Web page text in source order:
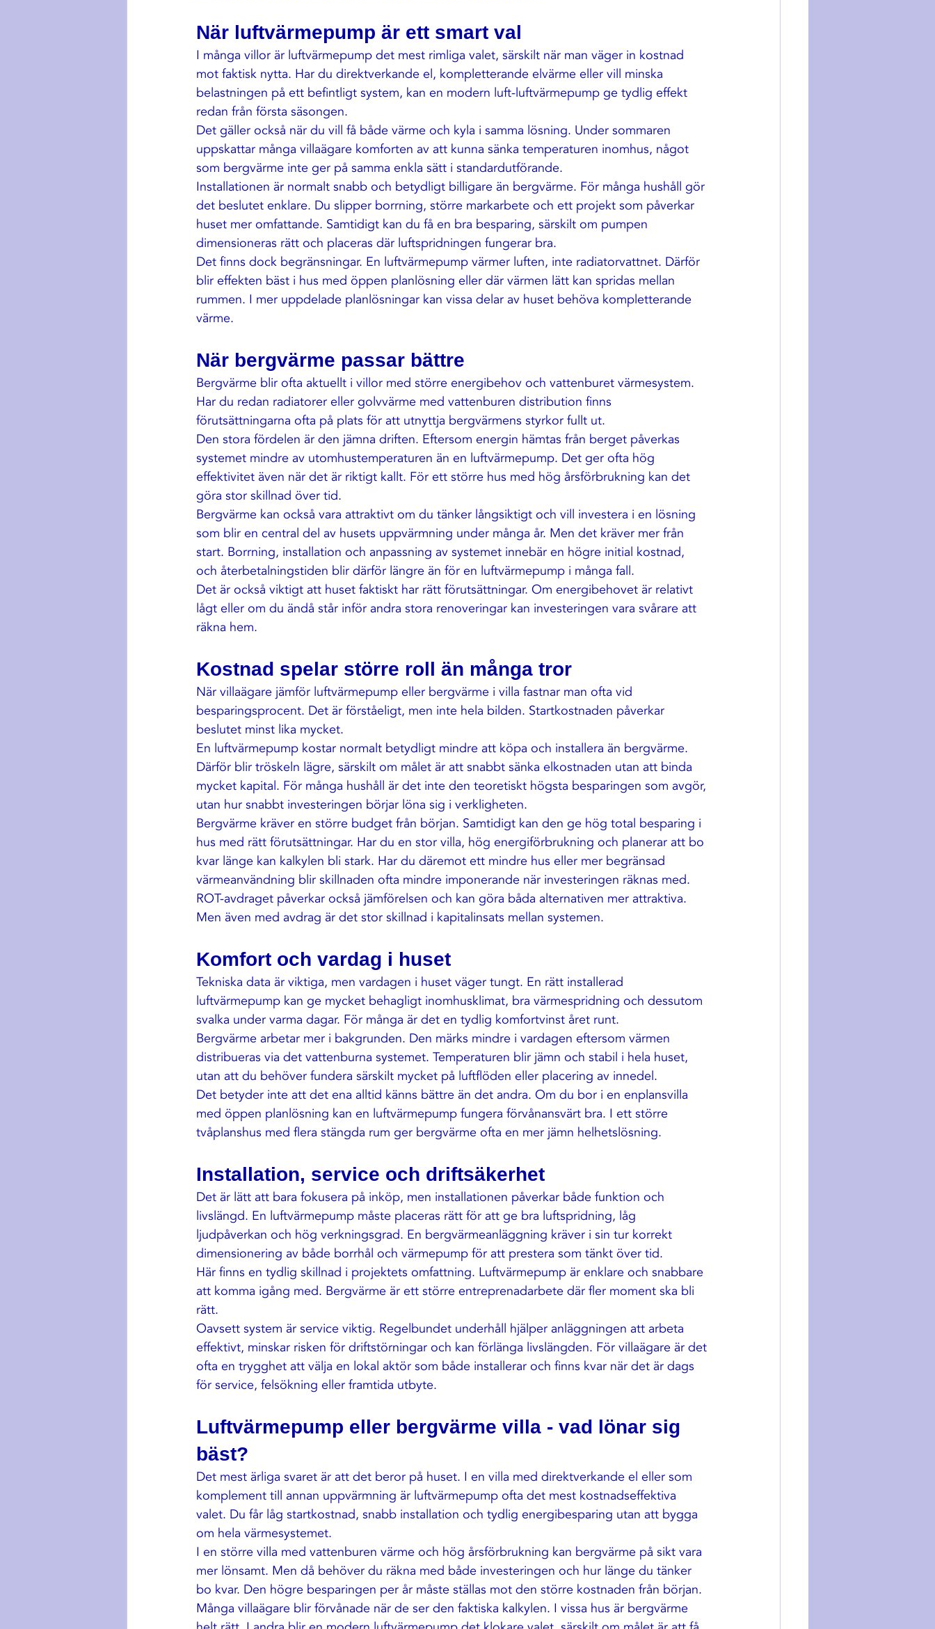
När luftvärmepump är ett smart val
I många villor är luftvärmepump det mest rimliga valet, särskilt när man väger in kostnad
mot faktisk nytta. Har du direktverkande el, kompletterande elvärme eller vill minska
belastningen på ett befintligt system, kan en modern luft-luftvärmepump ge tydlig effekt
redan från första säsongen.
Det gäller också när du vill få både värme och kyla i samma lösning. Under sommaren
uppskattar många villaägare komforten av att kunna sänka temperaturen inomhus, något
som bergvärme inte ger på samma enkla sätt i standardutförande.
Installationen är normalt snabb och betydligt billigare än bergvärme. För många hushåll gör
det beslutet enklare. Du slipper borrning, större markarbete och ett projekt som påverkar
huset mer omfattande. Samtidigt kan du få en bra besparing, särskilt om pumpen
dimensioneras rätt och placeras där luftspridningen fungerar bra.
Det finns dock begränsningar. En luftvärmepump värmer luften, inte radiatorvattnet. Därför
blir effekten bäst i hus med öppen planlösning eller där värmen lätt kan spridas mellan
rummen. I mer uppdelade planlösningar kan vissa delar av huset behöva kompletterande
värme.
När bergvärme passar bättre
Bergvärme blir ofta aktuellt i villor med större energibehov och vattenburet värmesystem.
Har du redan radiatorer eller golvvärme med vattenburen distribution finns
förutsättningarna ofta på plats för att utnyttja bergvärmens styrkor fullt ut.
Den stora fördelen är den jämna driften. Eftersom energin hämtas från berget påverkas
systemet mindre av utomhustemperaturen än en luftvärmepump. Det ger ofta hög
effektivitet även när det är riktigt kallt. För ett större hus med hög årsförbrukning kan det
göra stor skillnad över tid.
Bergvärme kan också vara attraktivt om du tänker långsiktigt och vill investera i en lösning
som blir en central del av husets uppvärmning under många år. Men det kräver mer från
start. Borrning, installation och anpassning av systemet innebär en högre initial kostnad,
och återbetalningstiden blir därför längre än för en luftvärmepump i många fall.
Det är också viktigt att huset faktiskt har rätt förutsättningar. Om energibehovet är relativt
lågt eller om du ändå står inför andra stora renoveringar kan investeringen vara svårare att
räkna hem.
Kostnad spelar större roll än många tror
När villaägare jämför luftvärmepump eller bergvärme i villa fastnar man ofta vid
besparingsprocent. Det är förståeligt, men inte hela bilden. Startkostnaden påverkar
beslutet minst lika mycket.
En luftvärmepump kostar normalt betydligt mindre att köpa och installera än bergvärme.
Därför blir tröskeln lägre, särskilt om målet är att snabbt sänka elkostnaden utan att binda
mycket kapital. För många hushåll är det inte den teoretiskt högsta besparingen som avgör,
utan hur snabbt investeringen börjar löna sig i verkligheten.
Bergvärme kräver en större budget från början. Samtidigt kan den ge hög total besparing i
hus med rätt förutsättningar. Har du en stor villa, hög energiförbrukning och planerar att bo
kvar länge kan kalkylen bli stark. Har du däremot ett mindre hus eller mer begränsad
värmeanvändning blir skillnaden ofta mindre imponerande när investeringen räknas med.
ROT-avdraget påverkar också jämförelsen och kan göra båda alternativen mer attraktiva.
Men även med avdrag är det stor skillnad i kapitalinsats mellan systemen.
Komfort och vardag i huset
Tekniska data är viktiga, men vardagen i huset väger tungt. En rätt installerad
luftvärmepump kan ge mycket behagligt inomhusklimat, bra värmespridning och dessutom
svalka under varma dagar. För många är det en tydlig komfortvinst året runt.
Bergvärme arbetar mer i bakgrunden. Den märks mindre i vardagen eftersom värmen
distribueras via det vattenburna systemet. Temperaturen blir jämn och stabil i hela huset,
utan att du behöver fundera särskilt mycket på luftflöden eller placering av innedel.
Det betyder inte att det ena alltid känns bättre än det andra. Om du bor i en enplansvilla
med öppen planlösning kan en luftvärmepump fungera förvånansvärt bra. I ett större
tvåplanshus med flera stängda rum ger bergvärme ofta en mer jämn helhetslösning.
Installation, service och driftsäkerhet
Det är lätt att bara fokusera på inköp, men installationen påverkar både funktion och
livslängd. En luftvärmepump måste placeras rätt för att ge bra luftspridning, låg
ljudpåverkan och hög verkningsgrad. En bergvärmeanläggning kräver i sin tur korrekt
dimensionering av både borrhål och värmepump för att prestera som tänkt över tid.
Här finns en tydlig skillnad i projektets omfattning. Luftvärmepump är enklare och snabbare
att komma igång med. Bergvärme är ett större entreprenadarbete där fler moment ska bli
rätt.
Oavsett system är service viktig. Regelbundet underhåll hjälper anläggningen att arbeta
effektivt, minskar risken för driftstörningar och kan förlänga livslängden. För villaägare är det
ofta en trygghet att välja en lokal aktör som både installerar och finns kvar när det är dags
för service, felsökning eller framtida utbyte.
Luftvärmepump eller bergvärme villa - vad lönar sig
bäst?
Det mest ärliga svaret är att det beror på huset. I en villa med direktverkande el eller som
komplement till annan uppvärmning är luftvärmepump ofta det mest kostnadseffektiva
valet. Du får låg startkostnad, snabb installation och tydlig energibesparing utan att bygga
om hela värmesystemet.
I en större villa med vattenburen värme och hög årsförbrukning kan bergvärme på sikt vara
mer lönsamt. Men då behöver du räkna med både investeringen och hur länge du tänker
bo kvar. Den högre besparingen per år måste ställas mot den större kostnaden från början.
Många villaägare blir förvånade när de ser den faktiska kalkylen. I vissa hus är bergvärme